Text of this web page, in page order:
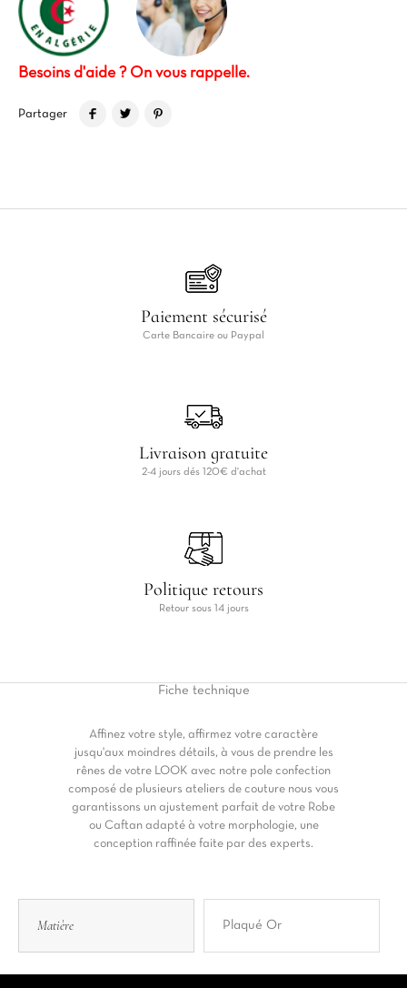
Besoins d'aide ? On vous rappelle.
Partager
Paiement sécurisé
Carte Bancaire ou Paypal
Livraison gratuite
2-4 jours dés 120€ d'achat
Politique retours
Retour sous 14 jours
Fiche technique
Affinez votre style, affirmez votre caractère
jusqu'aux moindres détails, à vous de prendre les
rênes de votre LOOK avec notre pole confection
composé de plusieurs ateliers de couture nous vous
garantissons un ajustement parfait de votre Robe
ou Caftan adapté à votre morphologie, une
conception raffinée faite par des experts.
Matière Plaqué Or